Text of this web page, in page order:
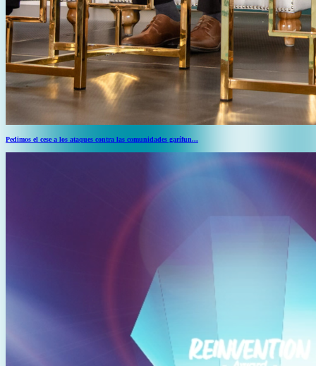
Pedimos el cese a los ataques contra las comunidades garífun...